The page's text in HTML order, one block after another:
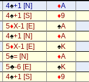
♦A
4♠+1 [N]
♦9
4♠+1 [S]
♠A
5♦X-1 [E]
♦A
4♠+1 [N]
♠K
5♦X-1 [E]
♦A
5♠= [N]
♠K
5♣-6 [E]
♦9
4♠+1 [S]